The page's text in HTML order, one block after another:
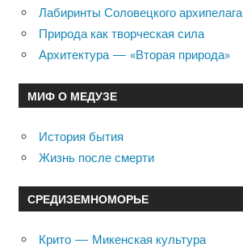
Лабиринты Соловецкого архипелага
Природа как творческая сила
Архитектура — «Вторая природа»
МИФ О МЕДУЗЕ
История бытия
Жизнь после смерти
СРЕДИЗЕМНОМОРЬЕ
Крито — Микенская культура